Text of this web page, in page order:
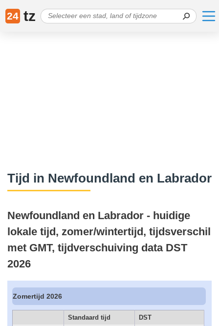
24 tz
Tijd in Newfoundland en Labrador
Newfoundland en Labrador - huidige
lokale tijd, zomer/wintertijd, tijdsverschil
met GMT, tijdverschuiving data DST
2026
Zomertijd 2026
Standaard tijd
DST